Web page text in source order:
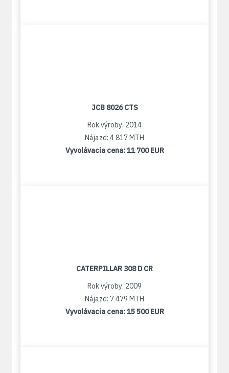
JCB 8026 CTS
Rok výroby: 2014
Nájazd: 4 817 MTH
Vyvolávacia cena:11 700 EUR
CATERPILLAR 308 D CR
Rok výroby: 2009
Nájazd: 7 479 MTH
Vyvolávacia cena:15 500 EUR